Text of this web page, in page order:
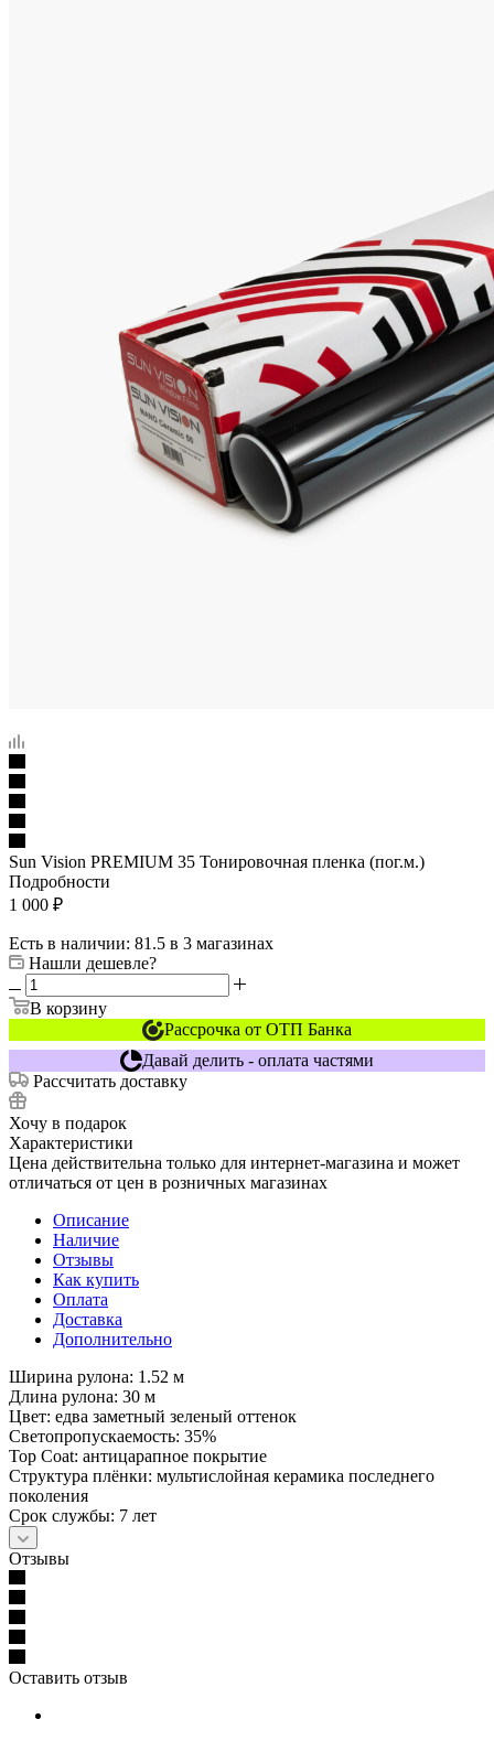
Sun Vision PREMIUM 35 Тонировочная пленка (пог.м.)
Подробности
1 000 ₽
Есть в наличии: 81.5 в 3 магазинах
Нашли дешевле?
В корзину
Рассрочка от ОТП Банка
Давай делить - оплата частями
Рассчитать доставку
Хочу в подарок
Характеристики
Цена действительна только для интернет-магазина и может
отличаться от цен в розничных магазинах
Описание
Наличие
Отзывы
Как купить
Оплата
Доставка
Дополнительно
Ширина рулона: 1.52 м
Длина рулона: 30 м
Цвет: едва заметный зеленый оттенок
Светопропускаемость: 35%
Top Coat: антицарапное покрытие
Структура плёнки: мультислойная керамика последнего
поколения
Срок службы: 7 лет
Отзывы
Оставить отзыв